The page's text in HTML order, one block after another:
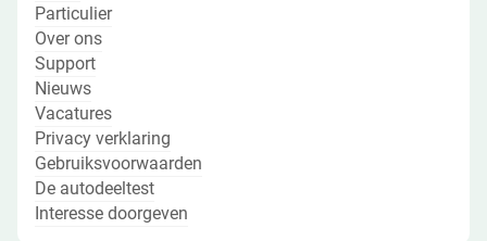
Particulier
Over ons
Support
Nieuws
Vacatures
Privacy verklaring
Gebruiksvoorwaarden
De autodeeltest
Interesse doorgeven